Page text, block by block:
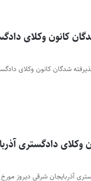
کانون وکلای
وکلای دادگستری